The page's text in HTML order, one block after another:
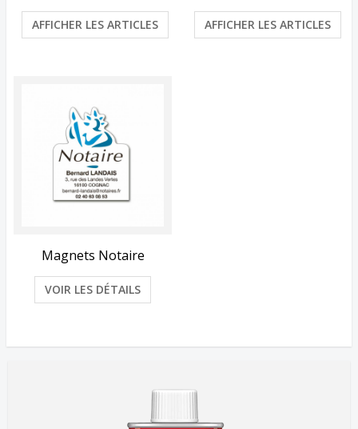
AFFICHER LES ARTICLES AFFICHER LES ARTICLES
Magnets Notaire
VOIR LES DÉTAILS